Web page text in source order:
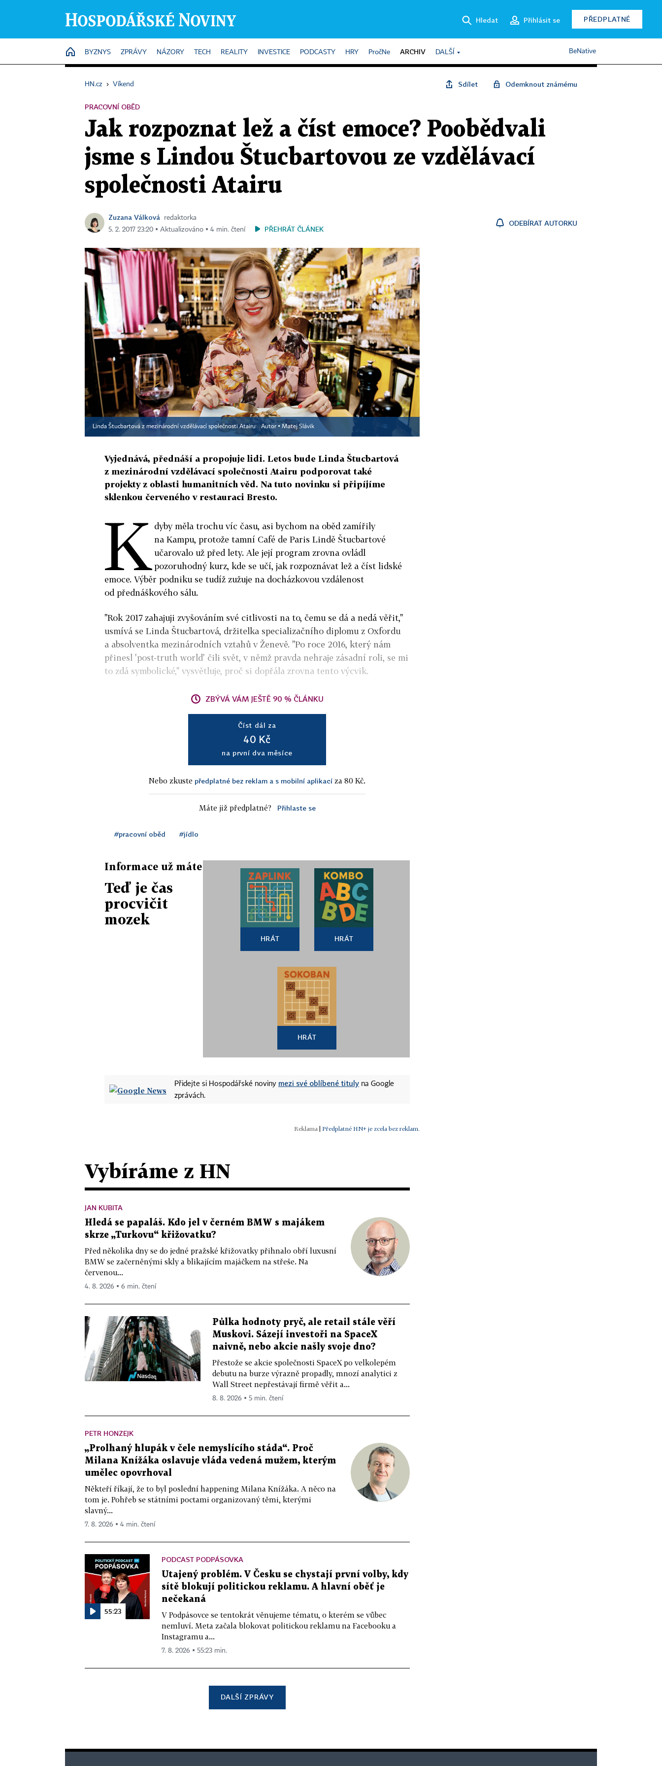
Hledat Přihlásit se PŘEDPLATNÉ
HOME
BYZNYS ZPRÁVY NÁZORY TECH REALITY INVESTICE PODCASTY HRY PročNe ARCHIV DALŠÍ BeNative
HN.cz › Víkend Sdílet Odemknout známému
PRACOVNÍ OBĚD
Jak rozpoznat lež a číst emoce? Poobědvali
jsme s Lindou Štucbartovou ze vzdělávací
společnosti Atairu
Zuzana Válková
redaktorka
5. 2. 2017 23:20 ▪ Aktualizováno ▪ 4 min. čtení
PŘEHRÁT ČLÁNEK
ODEBÍRAT AUTORKU
Linda Štucbartová z mezinárodní vzdělávací společnosti Atairu Autor ▪ Matej Slávik
Vyjednává, přednáší a propojuje lidi. Letos bude Linda Štucbartová
z mezinárodní vzdělávací společnosti Atairu podporovat také
projekty z oblasti humanitních věd. Na tuto novinku si připíjíme
sklenkou červeného v restauraci Bresto.
K dyby měla trochu víc času, asi bychom na oběd zamířily
na Kampu, protože tamní Café de Paris Lindě Štucbartové
učarovalo už před lety. Ale její program zrovna ovládl
pozoruhodný kurz, kde se učí, jak rozpoznávat lež a číst lidské
emoce. Výběr podniku se tudíž zužuje na docházkovou vzdálenost
od přednáškového sálu.
"Rok 2017 zahajuji zvyšováním své citlivosti na to, čemu se dá a nedá věřit,"
usmívá se Linda Štucbartová, držitelka specializačního diplomu z Oxfordu
a absolventka mezinárodních vztahů v Ženevě. "Po roce 2016, který nám
přinesl 'post­-truth world' čili svět, v němž pravda nehraje zásadní roli, se mi
to zdá symbolické," vysvětluje, proč si dopřála zrovna tento výcvik.
ZBÝVÁ VÁM JEŠTĚ 90 % ČLÁNKU
Číst dál za
40 Kč
na první dva měsíce
Nebo zkuste předplatné bez reklam a s mobilní aplikací za 80 Kč.
Máte již předplatné? Přihlaste se
#pracovní oběd #jídlo
Informace už máte
Teď je čas
procvičit
mozek
HRÁT HRÁT
HRÁT
Přidejte si Hospodářské noviny mezi své oblíbené tituly na Google
zprávách.
| Předplatné HN+ je zcela bez reklam.
Vybíráme z HN
JAN KUBITA
Hledá se papaláš. Kdo jel v černém BMW s majákem
skrze „Turkovu“ křižovatku?
Před několika dny se do jedné pražské křižovatky přihnalo obří luxusní
BMW se začerněnými skly a blikajícím majáčkem na střeše. Na
červenou...
4. 8. 2026 ▪ 6 min. čtení
Půlka hodnoty pryč, ale retail stále věří
Muskovi. Sázejí investoři na SpaceX
naivně, nebo akcie našly svoje dno?
Přestože se akcie společnosti SpaceX po velkolepém
debutu na burze výrazně propadly, mnozí analytici z
Wall Street nepřestávají firmě věřit a...
8. 8. 2026 ▪ 5 min. čtení
PETR HONZEJK
„Prolhaný hlupák v čele nemyslícího stáda“. Proč
Milana Knížáka oslavuje vláda vedená mužem, kterým
umělec opovrhoval
Někteří říkají, že to byl poslední happening Milana Knížáka. A něco na
tom je. Pohřeb se státními poctami organizovaný těmi, kterými
slavný...
7. 8. 2026 ▪ 4 min. čtení
55:23
PODCAST PODPÁSOVKA
Utajený problém. V Česku se chystají první volby, kdy
sítě blokují politickou reklamu. A hlavní oběť je
nečekaná
V Podpásovce se tentokrát věnujeme tématu, o kterém se vůbec
nemluví. Meta začala blokovat politickou reklamu na Facebooku a
Instagramu a...
7. 8. 2026 ▪ 55:23 min.
DALŠÍ ZPRÁVY